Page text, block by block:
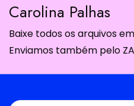
Carolina Palhas
Baixe todos os arquivos
Enviamos também pelo